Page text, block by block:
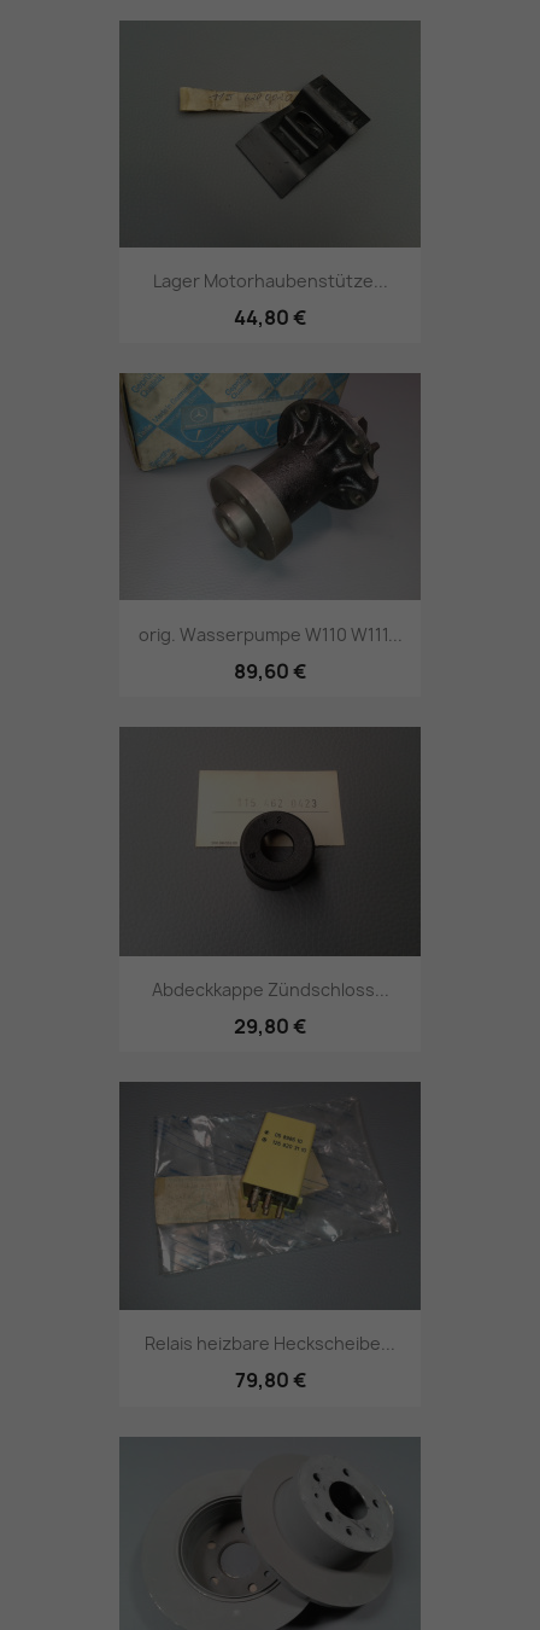
Lager Motorhaubenstütze...
44,80 €
orig. Wasserpumpe W110 W111...
89,60 €
Abdeckkappe Zündschloss...
29,80 €
Relais heizbare Heckscheibe...
79,80 €